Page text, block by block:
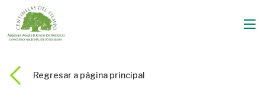
Regresar a página principal